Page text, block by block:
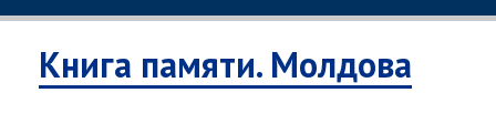
Книга памяти. Молдова